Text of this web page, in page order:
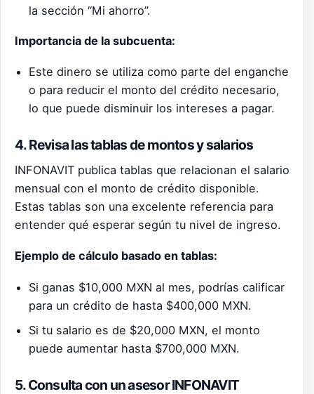
la sección “Mi ahorro”.
Importancia de la subcuenta:
Este dinero se utiliza como parte del enganche
o para reducir el monto del crédito necesario,
lo que puede disminuir los intereses a pagar.
4. Revisa las tablas de montos y salarios
INFONAVIT publica tablas que relacionan el salario
mensual con el monto de crédito disponible.
Estas tablas son una excelente referencia para
entender qué esperar según tu nivel de ingreso.
Ejemplo de cálculo basado en tablas:
Si ganas $10,000 MXN al mes, podrías calificar
para un crédito de hasta $400,000 MXN.
Si tu salario es de $20,000 MXN, el monto
puede aumentar hasta $700,000 MXN.
5. Consulta con un asesor INFONAVIT